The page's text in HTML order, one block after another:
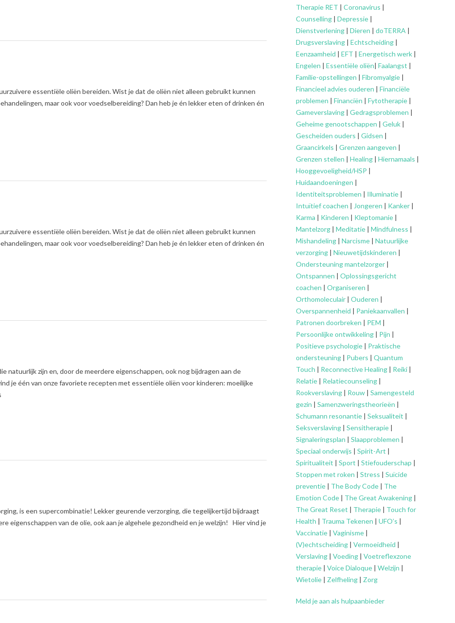
essentiële oliën bereiden. Wist je dat de oliën niet alleen gebruikt kunnen
maar ook voor voedselbereiding? Dan heb je én lekker eten of drinken én
essentiële oliën bereiden. Wist je dat de oliën niet alleen gebruikt kunnen
maar ook voor voedselbereiding? Dan heb je én lekker eten of drinken én
natuurlijk zijn en, door de meerdere eigenschappen, ook nog bijdragen aan de
je één van onze favoriete recepten met essentiële oliën voor kinderen: moeilijke
is een supercombinatie! Lekker geurende verzorging, die tegelijkertijd bijdraagt
eigenschappen van de olie, ook aan je algehele gezondheid en je welzijn! Hier vind je
Therapie RET | Coronavirus |
Counselling | Depressie |
Dienstverlening | Dieren | doTERRA |
Drugsverslaving | Echtscheiding |
Eenzaamheid | EFT | Energetisch werk |
Engelen | Essentiële oliën| Faalangst |
Familie-opstellingen | Fibromyalgie |
Financieel advies ouderen | Financiële
problemen | Financiën | Fytotherapie |
Gameverslaving | Gedragsproblemen |
Geheime genootschappen | Geluk |
Gescheiden ouders | Gidsen |
Graancirkels | Grenzen aangeven |
Grenzen stellen | Healing | Hiernamaals |
Hooggevoeligheid/HSP |
Huidaandoeningen |
Identiteitsproblemen | Illuminatie |
Intuïtief coachen | Jongeren | Kanker |
Karma | Kinderen | Kleptomanie |
Mantelzorg | Meditatie | Mindfulness |
Mishandeling | Narcisme | Natuurlijke
verzorging | Nieuwetijdskinderen |
Ondersteuningmantelzorger |
Ontspannen | Oplossingsgericht
coachen | Organiseren |
Orthomoleculair | Ouderen |
Overspannenheid | Paniekaanvallen |
Patronen doorbreken | PEM |
Persoonlijke ontwikkeling | Pijn |
Positieve psychologie | Praktische
ondersteuning | Pubers | Quantum
Touch | Reconnective Healing | Reiki |
Relatie | Relatiecounseling |
Rookverslaving | Rouw | Samengesteld
gezin | Samenzweringstheorieën |
Schumann resonantie | Seksualiteit |
Seksverslaving | Sensitherapie |
Signaleringsplan | Slaapproblemen |
Speciaal onderwijs | Spirit-Art |
Spiritualiteit | Sport | Stiefouderschap |
Stoppen met roken | Stress | Suïcide
preventie | The Body Code | The
Emotion Code | The Great Awakening |
The Great Reset | Therapie | Touch for
Health | Trauma Tekenen | UFO’s |
Vaccinatie | Vaginisme |
(V)echtscheiding | Vermoeidheid |
Verslaving | Voeding | Voetreflexzone
therapie | Voice Dialoque | Welzijn |
Wietolie | Zelfheling | Zorg
Meld je aan als hulpaanbieder